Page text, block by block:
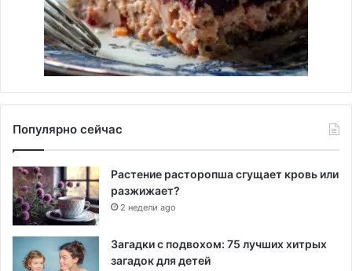
Популярно сейчас
Растение расторопша сгущает кровь или
разжижает?
2 недели ago
Загадки с подвохом: 75 лучших хитрых
загадок для детей